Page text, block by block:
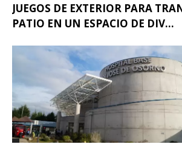
JUEGOS DE EXTERIOR PARA
PATIO EN UN ESPACIO DE DIV...